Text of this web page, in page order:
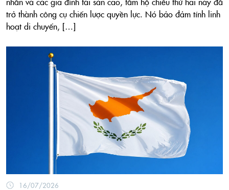
trở thành công cụ chiến lược quyền lực. Nó bảo đảm tính linh
hoạt di chuyển, […]
16/07/2026